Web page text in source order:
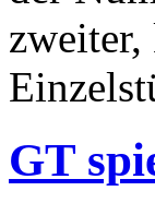
GT